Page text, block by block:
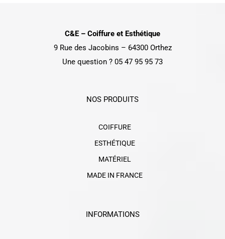
C&E – Coiffure et Esthétique
9 Rue des Jacobins – 64300 Orthez
Une question ? 05 47 95 95 73
NOS PRODUITS
COIFFURE
ESTHÉTIQUE
MATÉRIEL
MADE IN FRANCE
INFORMATIONS